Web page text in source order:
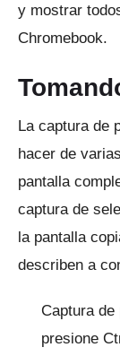
y mostrar
Chromebook.
La captura de
hacer de
pantalla
captura de
la pantalla
describen a
Captura de
presione